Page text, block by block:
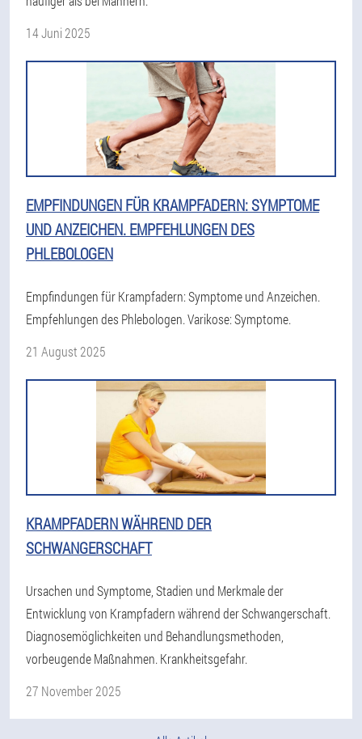
14 Juni 2025
EMPFINDUNGEN FÜR KRAMPFADERN: SYMPTOME
UND ANZEICHEN. EMPFEHLUNGEN DES
PHLEBOLOGEN
Empfindungen für Krampfadern: Symptome und Anzeichen.
Empfehlungen des Phlebologen. Varikose: Symptome.
21 August 2025
KRAMPFADERN WÄHREND DER
SCHWANGERSCHAFT
Ursachen und Symptome, Stadien und Merkmale der
Entwicklung von Krampfadern während der Schwangerschaft.
Diagnosemöglichkeiten und Behandlungsmethoden,
vorbeugende Maßnahmen. Krankheitsgefahr.
27 November 2025